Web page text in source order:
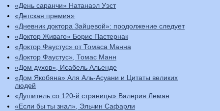
«День саранчи» Натанаэл Уэст
«Детская премия»
«Дневник доктора Зайцевой»: продолжение следует
«Доктор Живаго» Борис Пастернак
«Доктор Фаустус» от Томаса Манна
«Доктор Фаустус», Томас Манн
«Дом духов», Исабель Альенде
«Дом Якобяна» Аля Аль-Асуани и Цитаты великих
людей
«Душитель со 120-й страницы» Валерия Леман
«Если бы ты знал», Эльчин Сафарли